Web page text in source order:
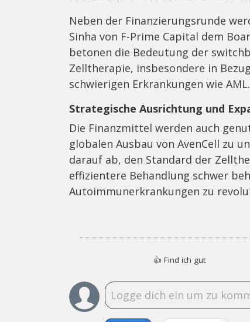
Neben der Finanzierungsrunde
Sinha von F-Prime Capital dem
betonen die Bedeutung der
Zelltherapie, insbesondere in
schwierigen Erkrankungen wie AML.
Strategische Ausrichtung und
Die Finanzmittel werden auch
globalen Ausbau von AvenCell zu
darauf ab, den Standard der
effizientere Behandlung schwer
Autoimmunerkrankungen zu
👍 Find ich gut